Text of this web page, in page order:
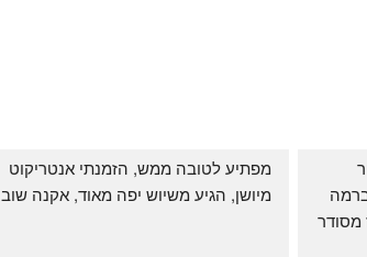
מיושן, הגיע משיוש יפה מאוד, אקנה שוב